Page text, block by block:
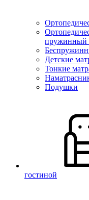
пружинный
Детские
Тонкие
Подушки
гостиной